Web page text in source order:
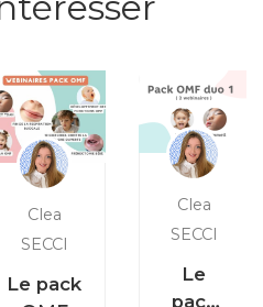
Clea
SECCI
Le pack
Clea
SECCI
Le
pack